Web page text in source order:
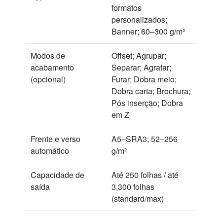
formatos
personalizados;
Banner; 60–300 g/m²
Modos de
acabamento
(opcional)
Offset; Agrupar;
Separar; Agrafar;
Furar; Dobra meio;
Dobra carta; Brochura;
Pós inserção; Dobra
em Z
Frente e verso
automático
A5–SRA3; 52–256
g/m²
Capacidade de
saída
Até 250 folhas / até
3,300 folhas
(standard/max)